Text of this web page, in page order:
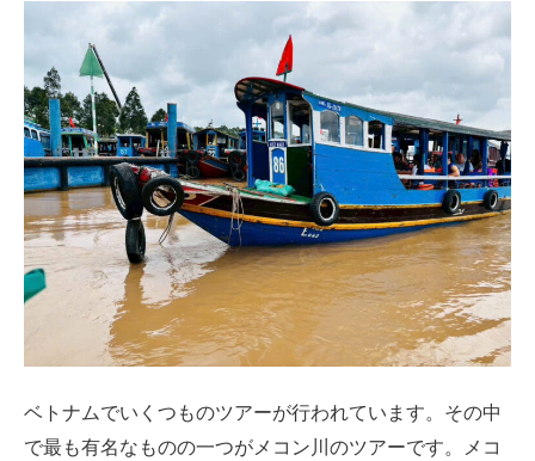
ベトナムでいくつものツアーが行われています。その中
で最も有名なものの一つがメコン川のツアーです。メコ